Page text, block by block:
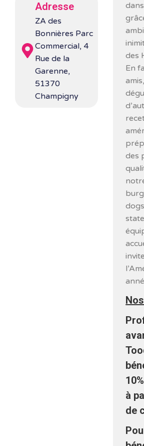
Adresse
ZA des
Bonnières Parc
Commercial, 4
Rue de la
Garenne,
51370
Champigny
des
En
des
à
de